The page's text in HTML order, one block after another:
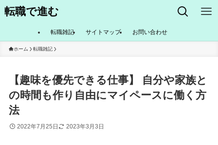
転職で進む
転職雑記 サイトマップ お問い合わせ
ホーム 転職雑記
【趣味を優先できる仕事】 自分や家族と
の時間も作り自由にマイペースに働く方
法
2022年7月25日 2023年3月3日